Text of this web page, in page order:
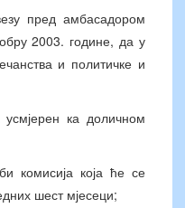
пред амбасадором
2003. године, да у
и политичке и
ка доличном
комисија која ће се
шест мјесеци;